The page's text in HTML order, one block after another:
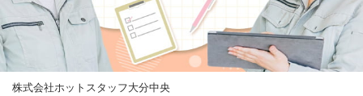
株式会社ホットスタッフ大分中央